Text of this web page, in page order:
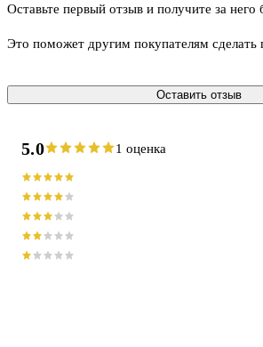
Оставьте первый отзыв и получите за него
Это поможет другим покупателям сделать
Оставить отзыв
5.0 1 оценка